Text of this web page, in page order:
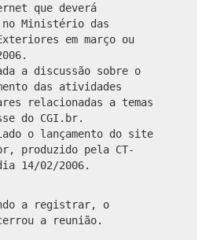
que deverá
Ministério das
em março ou
a discussão sobre o
das atividades
relacionadas a temas
do CGI.br.
o lançamento do site
produzido pela CT-
14/02/2006.
a registrar, o
a reunião.